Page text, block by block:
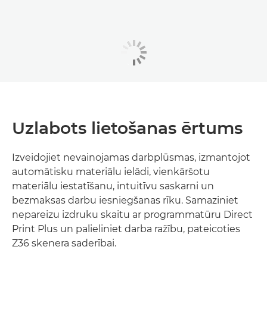
Uzlabots lietošanas ērtums
Izveidojiet nevainojamas darbplūsmas, izmantojot
automātisku materiālu ielādi, vienkāršotu
materiālu iestatīšanu, intuitīvu saskarni un
bezmaksas darbu iesniegšanas rīku. Samaziniet
nepareizu izdruku skaitu ar programmatūru Direct
Print Plus un palieliniet darba ražību, pateicoties
Z36 skenera saderībai.